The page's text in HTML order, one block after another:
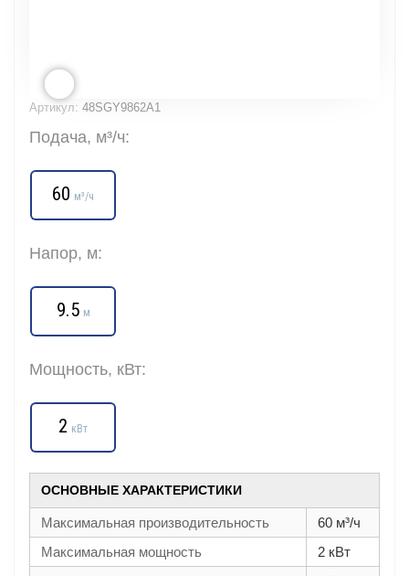
Артикул: 48SGY9862A1
Подача, м³/ч:
60 м³/ч
Напор, м:
9.5 м
Мощность, кВт:
2 кВт
ОСНОВНЫЕ ХАРАКТЕРИСТИКИ
Максимальная производительность
60 м³/ч
Максимальная мощность
2 кВт